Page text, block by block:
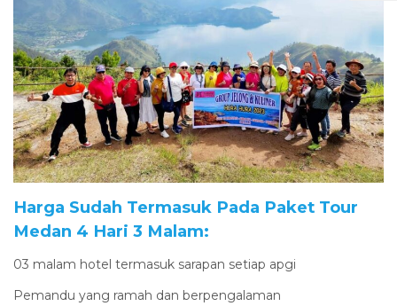
Harga Sudah Termasuk Pada Paket Tour
Medan 4 Hari 3 Malam:
03 malam hotel termasuk sarapan setiap apgi
Pemandu yang ramah dan berpengalaman